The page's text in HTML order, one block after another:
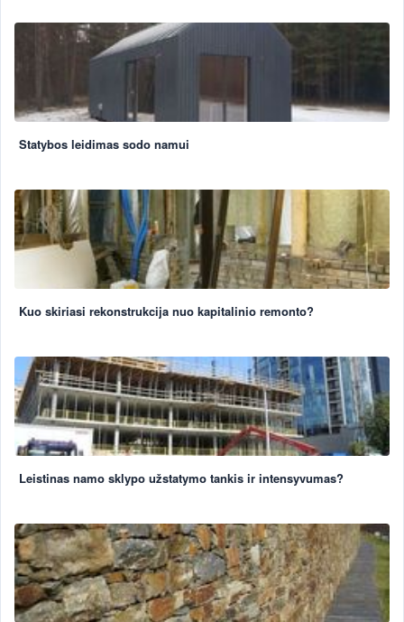
Statybos leidimas sodo namui
Kuo skiriasi rekonstrukcija nuo kapitalinio remonto?
Leistinas namo sklypo užstatymo tankis ir intensyvumas?